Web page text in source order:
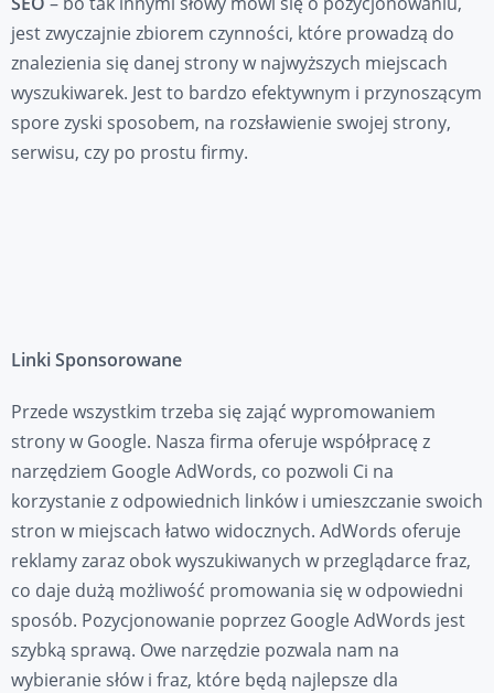
jest zwyczajnie zbiorem czynności, które prowadzą do
znalezienia się danej strony w najwyższych miejscach
wyszukiwarek. Jest to bardzo efektywnym i przynoszącym
spore zyski sposobem, na rozsławienie swojej strony,
serwisu, czy po prostu firmy.
Linki Sponsorowane
Przede wszystkim trzeba się zająć wypromowaniem
strony w Google. Nasza firma oferuje współpracę z
narzędziem Google AdWords, co pozwoli Ci na
korzystanie z odpowiednich linków i umieszczanie swoich
stron w miejscach łatwo widocznych. AdWords oferuje
reklamy zaraz obok wyszukiwanych w przeglądarce fraz,
co daje dużą możliwość promowania się w odpowiedni
sposób. Pozycjonowanie poprzez Google AdWords jest
szybką sprawą. Owe narzędzie pozwala nam na
wybieranie słów i fraz, które będą najlepsze dla